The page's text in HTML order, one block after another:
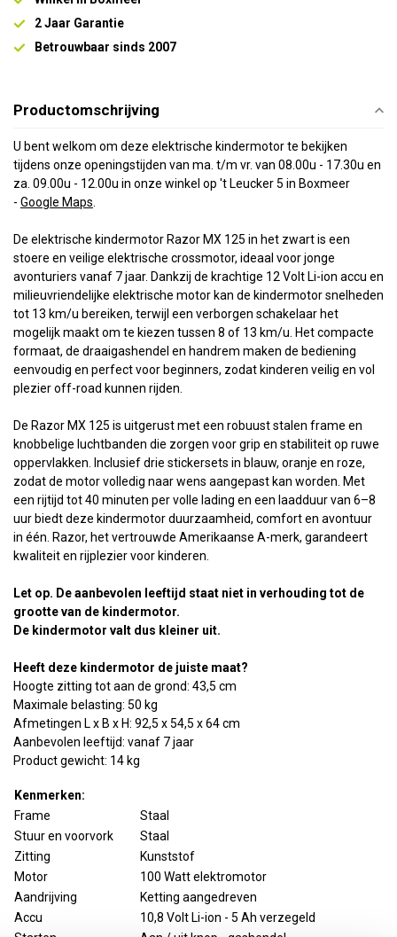
2 Jaar Garantie
Betrouwbaar sinds 2007
Productomschrijving
U bent welkom om deze elektrische kindermotor te bekijken
tijdens onze openingstijden van ma. t/m vr. van 08.00u - 17.30u en
za. 09.00u - 12.00u in onze winkel op 't Leucker 5 in Boxmeer
- Google Maps
De elektrische kindermotor Razor MX 125 in het zwart is een
stoere en veilige elektrische crossmotor, ideaal voor jonge
avonturiers vanaf 7 jaar. Dankzij de krachtige 12 Volt Li-ion accu en
milieuvriendelijke elektrische motor kan de kindermotor snelheden
tot 13 km/u bereiken, terwijl een verborgen schakelaar het
mogelijk maakt om te kiezen tussen 8 of 13 km/u. Het compacte
formaat, de draaigashendel en handrem maken de bediening
eenvoudig en perfect voor beginners, zodat kinderen veilig en vol
plezier off-road kunnen rijden.
De Razor MX 125 is uitgerust met een robuust stalen frame en
knobbelige luchtbanden die zorgen voor grip en stabiliteit op ruwe
oppervlakken. Inclusief drie stickersets in blauw, oranje en roze,
zodat de motor volledig naar wens aangepast kan worden. Met
een rijtijd tot 40 minuten per volle lading en een laadduur van 6–8
uur biedt deze kindermotor duurzaamheid, comfort en avontuur
in één. Razor, het vertrouwde Amerikaanse A-merk, garandeert
kwaliteit en rijplezier voor kinderen.
Let op. De aanbevolen leeftijd staat niet in verhouding tot de
grootte van de kindermotor.
De kindermotor valt dus kleiner uit.
Heeft deze kindermotor de juiste maat?
Hoogte zitting tot aan de grond: 43,5 cm
Maximale belasting: 50 kg
Afmetingen L x B x H: 92,5 x 54,5 x 64 cm
Aanbevolen leeftijd: vanaf 7 jaar
Product gewicht: 14 kg
Kenmerken:
Frame
Staal
Stuur en voorvork
Staal
Zitting
Kunststof
Motor
100 Watt elektromotor
Aandrijving
Ketting aangedreven
Accu
10,8 Volt Li-ion - 5 Ah verzegeld